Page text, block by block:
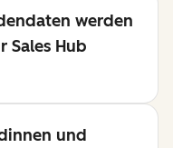
werden
Sales Hub
und